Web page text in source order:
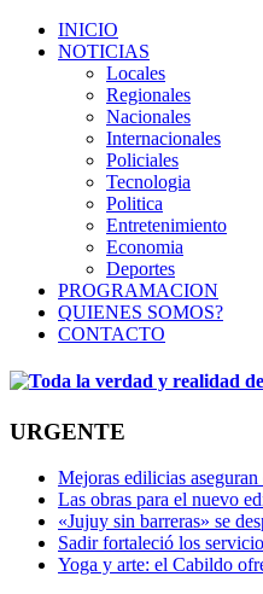
INICIO
NOTICIAS
Locales
Regionales
Nacionales
Internacionales
Policiales
Tecnologia
Politica
Entretenimiento
Economia
Deportes
PROGRAMACION
QUIENES SOMOS?
CONTACTO
URGENTE
Mejoras edilicias
Las obras para el nuevo
«Jujuy sin barreras» se
Sadir fortaleció los
Yoga y arte: el Cabildo